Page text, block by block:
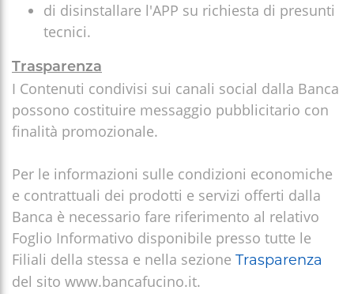
di disinstallare l'APP su richiesta di presunti
tecnici.
Trasparenza
I Contenuti condivisi sui canali social dalla Banca
possono costituire messaggio pubblicitario con
finalità promozionale.
Per le informazioni sulle condizioni economiche
e contrattuali dei prodotti e servizi offerti dalla
Banca è necessario fare riferimento al relativo
Foglio Informativo disponibile presso tutte le
Filiali della stessa e nella sezione Trasparenza
del sito www.bancafucino.it.